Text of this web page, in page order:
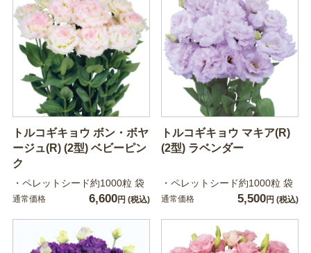
トルコギキョウ ボン・ボヤ
ージュ(R) (2型) ベビーピン
ク
・ペレットシード約1000粒 袋
通常価格 6,600円 (税込)
トルコギキョウ マキア(R)
(2型) ラベンダー
・ペレットシード約1000粒 袋
通常価格 5,500円 (税込)